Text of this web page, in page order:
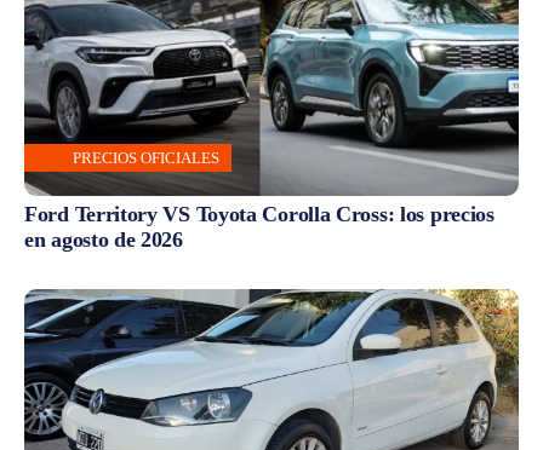
PRECIOS OFICIALES
Ford Territory VS Toyota Corolla Cross: los precios
en agosto de 2026